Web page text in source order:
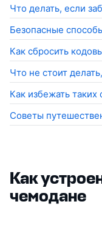
Что делать, если
Безопасные
Как сбросить
Что не стоит
Как избежать
Советы
Как
чемодане